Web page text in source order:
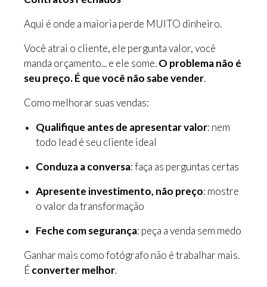
Aqui é onde a maioria perde MUITO dinheiro.
Você atrai o cliente, ele pergunta valor, você
manda orçamento... e ele some.O problema não é
seu preço. É que você não sabe vender.
Como melhorar suas vendas:
Qualifique antes de apresentar valor: nem
todo lead é seu cliente ideal
Conduza a conversa: faça as perguntas certas
Apresente investimento, não preço: mostre
o valor da transformação
Feche com segurança: peça a venda sem medo
Ganhar mais como fotógrafo não é trabalhar mais.
Éconverter melhor.